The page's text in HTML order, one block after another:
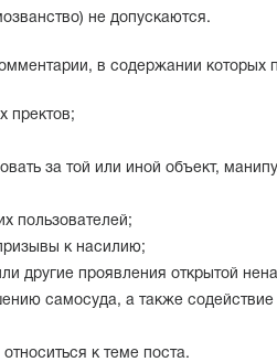
не допускаются.
в содержании которых
пректов;
за той или иной объект,
пользователей;
к насилию;
другие проявления открытой
самосуда, а также содействие
к теме поста.